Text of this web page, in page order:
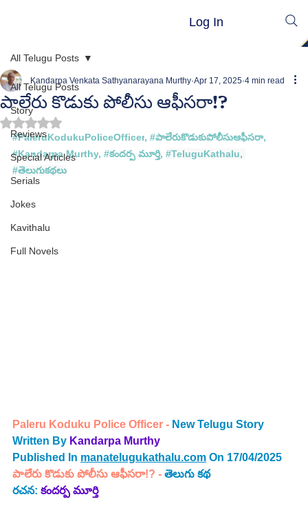
Log In
All Telugu Posts
Story
Reviews
Special Articles
Serials
Jokes
Kavithalu
Full Novels
All Telugu Posts
పాలేరు కొడుకు పోలీసు ఆఫీసరా!?
Kandarpa Venkata Sathyanarayana Murthy Apr 17, 2025 4 min read
Rated NaN out of 5 stars.
#PaleruKodukuPoliceOfficer, #పాలేరుకొడుకుపోలీసుఆఫీసరా,
#Kandarpa Murthy, #కందర్ప మూర్తి, #TeluguKathalu,
#తెలుగుకథలు
Paleru Koduku Police Officer - New Telugu Story
Written By Kandarpa Murthy
Published In manatelugukathalu.com On 17/04/2025
పాలేరు కొడుకు పోలీసు ఆఫీసరా!? - తెలుగు కథ
రచన: కందర్ప మూర్తి